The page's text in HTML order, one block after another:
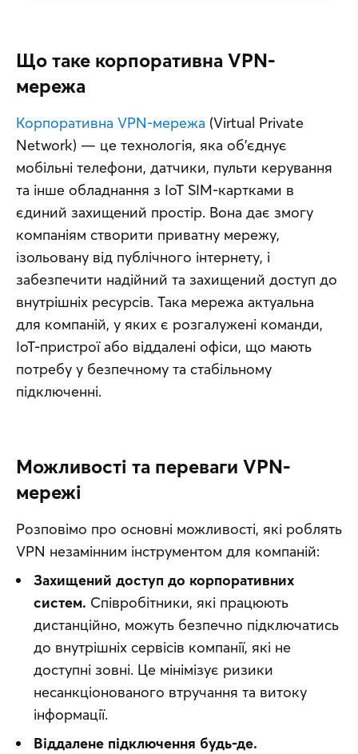
Що таке корпоративна VPN-
мережа
Корпоративна VPN-мережа (Virtual Private
Network) — це технологія, яка об’єднує
мобільні телефони, датчики, пульти керування
та інше обладнання з IoT SIM-картками в
єдиний захищений простір. Вона дає змогу
компаніям створити приватну мережу,
ізольовану від публічного інтернету, і
забезпечити надійний та захищений доступ до
внутрішніх ресурсів. Така мережа актуальна
для компаній, у яких є розгалужені команди,
IoT-пристрої або віддалені офіси, що мають
потребу у безпечному та стабільному
підключенні.
Можливості та переваги VPN-
мережі
Розповімо про основні можливості, які роблять
VPN незамінним інструментом для компаній:
Захищений доступ до корпоративних
систем. Співробітники, які працюють
дистанційно, можуть безпечно підключатись
до внутрішніх сервісів компанії, які не
доступні зовні. Це мінімізує ризики
несанкціонованого втручання та витоку
інформації.
Віддалене підключення будь-де.